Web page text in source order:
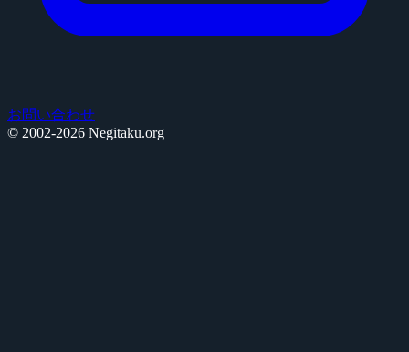
お問い合わせ
© 2002-2026 Negitaku.org